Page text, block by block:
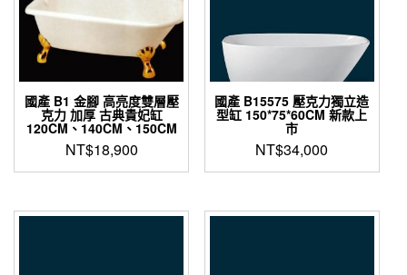
國產 B1 金腳 高亮度雙層壓
克力 加厚 古典貴妃缸
120CM、140CM、150CM
NT$18,900
國產 B15575 壓克力獨立造
型缸 150*75*60CM 新款上
市
NT$34,000